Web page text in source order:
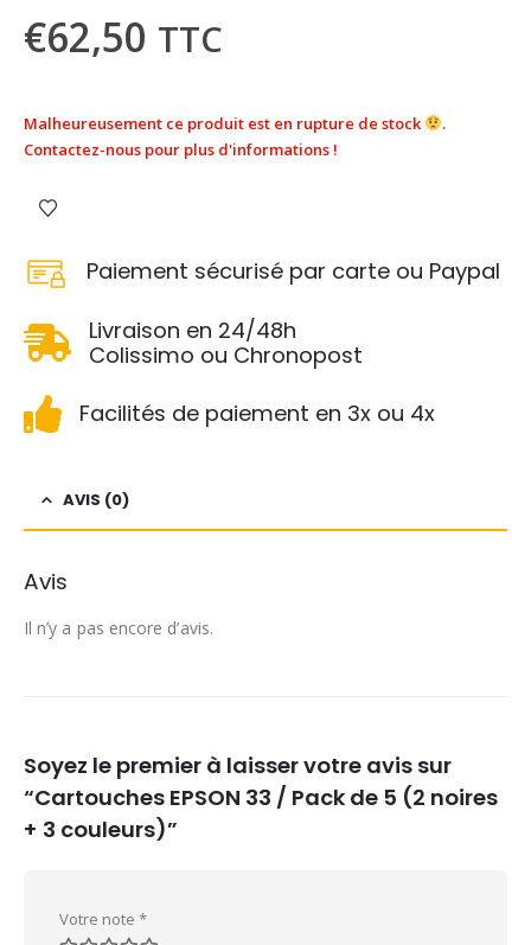
€62,50 TTC
Malheureusement ce produit est en rupture de stock
.
Contactez-nous pour plus d'informations !
Paiement sécurisé par carte ou Paypal
Livraison en 24/48h
Colissimo ou Chronopost
Facilités de paiement en 3x ou 4x
AVIS (0)
Avis
Il n’y a pas encore d’avis.
Soyez le premier à laisser votre avis sur
“Cartouches EPSON 33 / Pack de 5 (2 noires
+ 3 couleurs)”
Votre note *